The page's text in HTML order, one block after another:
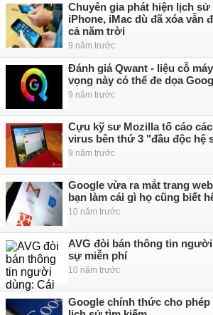
Chuyên gia phát hiện lịch
iPhone, iMac dù đã xóa vẫn
cả năm trời
9 năm trước
Đánh giá Qwant - liệu cỗ
vọng này có thể đe dọa
9 năm trước
Cựu kỹ sư Mozilla tố cáo
virus bên thứ 3 "đầu độc hệ
9 năm trước
Google vừa ra mắt trang
bạn làm cái gì họ cũng biết
10 năm trước
AVG đòi bán thông tin
sự miễn phí
10 năm trước
Google chính thức cho